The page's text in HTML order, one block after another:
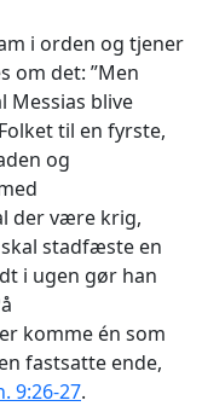
i orden og tjener
om det: ”Men
Messias blive
til en fyrste,
og
der være krig,
stadfæste en
i ugen gør han
komme én som
fastsatte ende,
9:26-27.